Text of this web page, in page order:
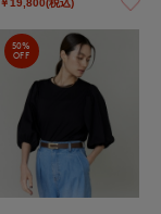
￥19,800(税込)
50%
OFF